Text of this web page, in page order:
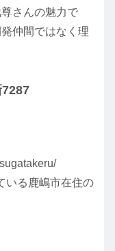
さんの魅力で
仲間ではなく理
る鹿嶋市在住の